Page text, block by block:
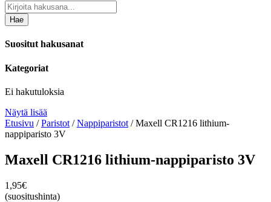
Hae
Suositut hakusanat
Kategoriat
Ei hakutuloksia
Näytä lisää
Etusivu /Paristot /Nappiparistot / Maxell CR1216 lithium-
nappiparisto 3V
Maxell CR1216 lithium-nappiparisto 3V
1,95€
(suositushinta)